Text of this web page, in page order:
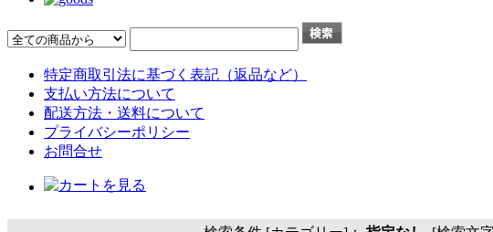
特定商取引法に基づく表記（返品など）
支払い方法について
配送方法・送料について
プライバシーポリシー
お問合せ